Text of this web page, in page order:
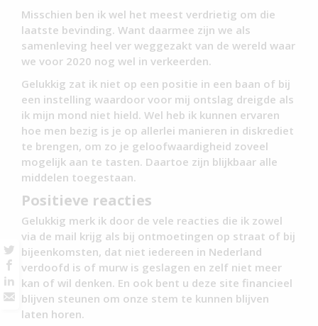
Misschien ben ik wel het meest verdrietig om die
laatste bevinding. Want daarmee zijn we als
samenleving heel ver weggezakt van de wereld waar
we voor 2020 nog wel in verkeerden.
Gelukkig zat ik niet op een positie in een baan of bij
een instelling waardoor voor mij ontslag dreigde als
ik mijn mond niet hield. Wel heb ik kunnen ervaren
hoe men bezig is je op allerlei manieren in diskrediet
te brengen, om zo je geloofwaardigheid zoveel
mogelijk aan te tasten. Daartoe zijn blijkbaar alle
middelen toegestaan.
Positieve reacties
Gelukkig merk ik door de vele reacties die ik zowel
via de mail krijg als bij ontmoetingen op straat of bij
bijeenkomsten, dat niet iedereen in Nederland
verdoofd is of murw is geslagen en zelf niet meer
kan of wil denken. En ook bent u deze site financieel
blijven steunen om onze stem te kunnen blijven
laten horen.